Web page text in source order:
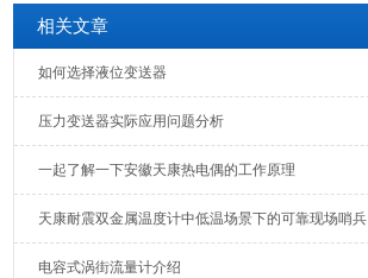
相关文章
如何选择液位变送器
压力变送器实际应用问题分析
一起了解一下安徽天康热电偶的工作原理
天康耐震双金属温度计中低温场景下的可靠现场哨兵
电容式涡街流量计介绍